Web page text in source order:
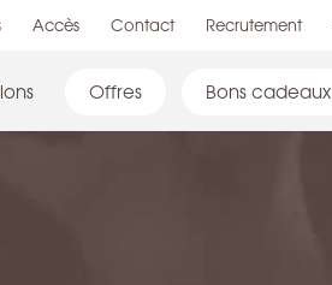
Accès Contact Recrutement
Offres Bons cadeaux